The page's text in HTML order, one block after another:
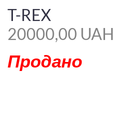
T-REX
20000,00 UAH
Продано